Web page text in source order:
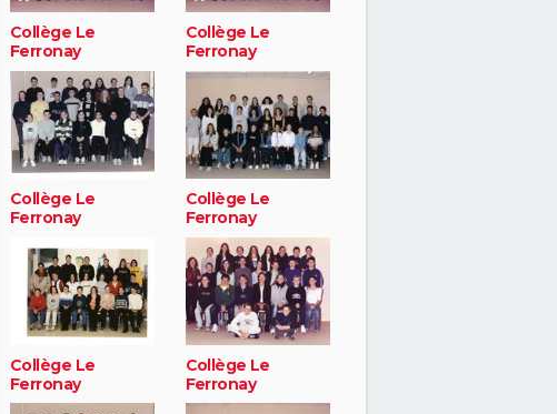
Collège Le
Ferronay
Collège Le
Ferronay
Collège Le
Ferronay
Collège Le
Ferronay
Collège Le
Ferronay
Collège Le
Ferronay